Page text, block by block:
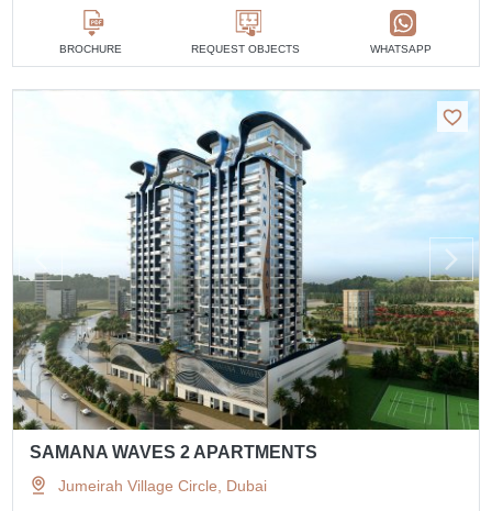
BROCHURE REQUEST OBJECTS WHATSAPP
SAMANA WAVES 2 APARTMENTS
Jumeirah Village Circle, Dubai